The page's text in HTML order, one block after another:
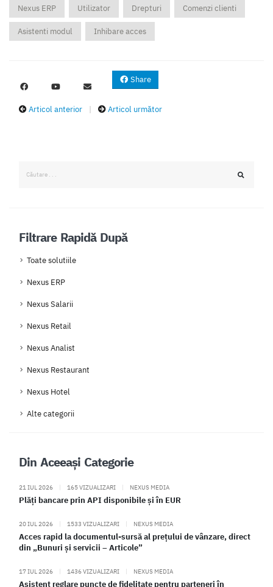
Nexus ERP Utilizator Drepturi Comenzi clienti
Asistenti modul Inhibare acces
Share
Articol anterior | Articol următor
Filtrare Rapidă După
Toate solutiile
Nexus ERP
Nexus Salarii
Nexus Retail
Nexus Analist
Nexus Restaurant
Nexus Hotel
Alte categorii
Din Aceeași Categorie
21 IUL 2026 | 165 VIZUALIZARI | NEXUS MEDIA
Plăți bancare prin API disponibile și în EUR
20 IUL 2026 | 1533 VIZUALIZARI | NEXUS MEDIA
Acces rapid la documentul-sursă al prețului de vânzare, direct
din „Bunuri și servicii – Articole”
17 IUL 2026 | 1436 VIZUALIZARI | NEXUS MEDIA
Asistent reglare puncte de fidelitate pentru parteneri în